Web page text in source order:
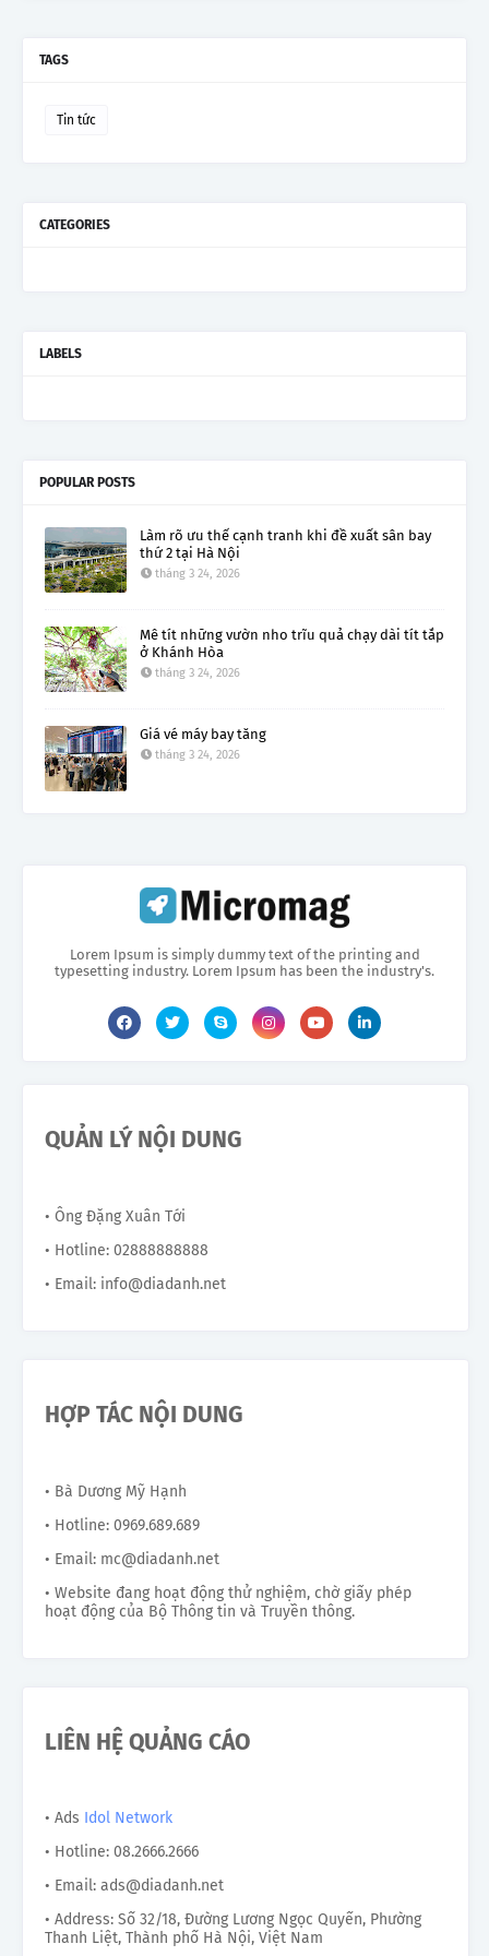
TAGS
Tin tức
CATEGORIES
LABELS
POPULAR POSTS
Làm rõ ưu thế cạnh tranh khi đề xuất sân bay
thứ 2 tại Hà Nội
tháng 3 24, 2026
Mê tít những vườn nho trĩu quả chạy dài tít tắp
ở Khánh Hòa
tháng 3 24, 2026
Giá vé máy bay tăng
tháng 3 24, 2026
Lorem Ipsum is simply dummy text of the printing and
typesetting industry. Lorem Ipsum has been the industry's.
QUẢN LÝ NỘI DUNG
• Ông Đặng Xuân Tới
• Hotline: 02888888888
• Email: info@diadanh.net
HỢP TÁC NỘI DUNG
• Bà Dương Mỹ Hạnh
• Hotline: 0969.689.689
• Email: mc@diadanh.net
• Website đang hoạt động thử nghiệm, chờ giấy phép
hoạt động của Bộ Thông tin và Truyền thông.
LIÊN HỆ QUẢNG CÁO
• Ads Idol Network
• Hotline: 08.2666.2666
• Email: ads@diadanh.net
• Address: Số 32/18, Đường Lương Ngọc Quyến, Phường
Thanh Liệt, Thành phố Hà Nội, Việt Nam